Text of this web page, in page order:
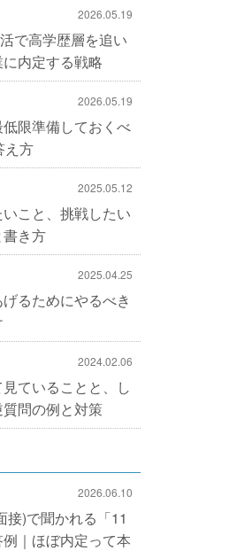
2026.05.19
で高学歴層を追い
内定する戦略
2026.05.19
限準備しておくべ
え方
2025.05.12
こと、挑戦したい
き方
2025.04.25
るためにやるべき
2024.02.06
ていることと、し
問の例と対策
2026.06.10
接)で聞かれる「11
｜ほぼ内定って本